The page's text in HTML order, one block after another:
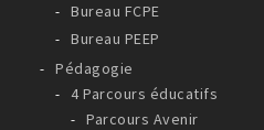
Bureau FCPE
Bureau PEEP
Pédagogie
4 Parcours éducatifs
Parcours Avenir